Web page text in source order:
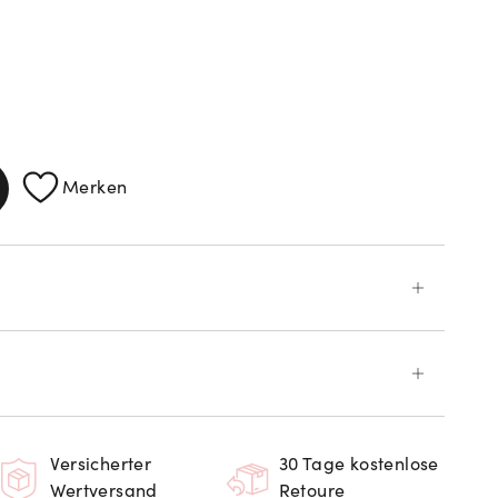
Merken
Versicherter
Wertversand
30 Tage kostenlose
Retoure